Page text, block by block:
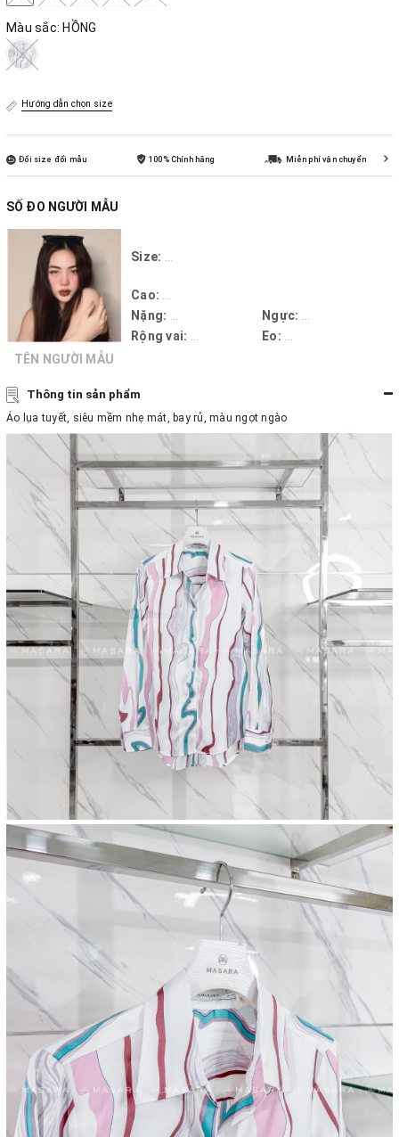
Màu sắc:HỒNG
Hướng dẫn chọn size
Đổi size đổi mẫu 100% Chính hãng Miễn phí vận chuyển
SỐ ĐO NGƯỜI MẪU
TÊN NGƯỜI MẪU
Size:
Cao:
Nặng:
Ngực:
Rộng vai:
Eo:
Thông tin sản phẩm
Áo lụa tuyết, siêu mềm nhẹ mát, bay rủ, màu ngọt ngào